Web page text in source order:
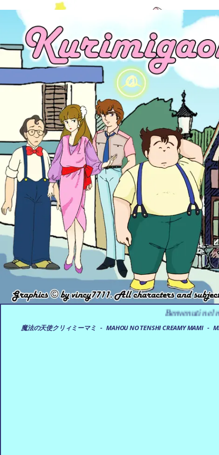
Benvenuti nel magico
魔法の天使クリィミーマミ - MAHOU NO TENSHI CREAMY MAMI -